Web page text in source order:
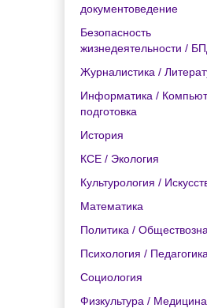
документоведение
Безопасность
жизнедеятельности /
Журналистика /
Информатика /
подготовка
История
КСЕ / Экология
Культурология /
Математика
Политика /
Психология / Педагогика
Социология
Физкультура / Медицина